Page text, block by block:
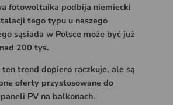
fotowoltaika podbija niemiecki
tego typu u naszego
sąsiada w Polsce może być już
200 tys.
trend dopiero raczkuje, ale są
oferty przystosowane do
PV na balkonach.